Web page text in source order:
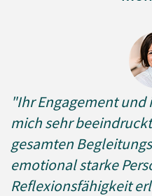
"Ihr Engagement
mich sehr
gesamten
emotional starke
Reflexionsfähigkeit